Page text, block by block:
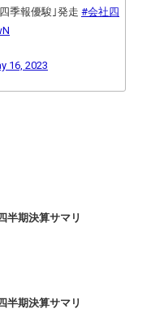
季報優駿｣発走 #会社四
16, 2023
半期決算サマリ
半期決算サマリ